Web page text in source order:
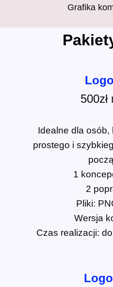
Grafika
500zł
Idealne dla osób,
prostego i
1
2
Pliki:
Wersja
Czas realizacji: